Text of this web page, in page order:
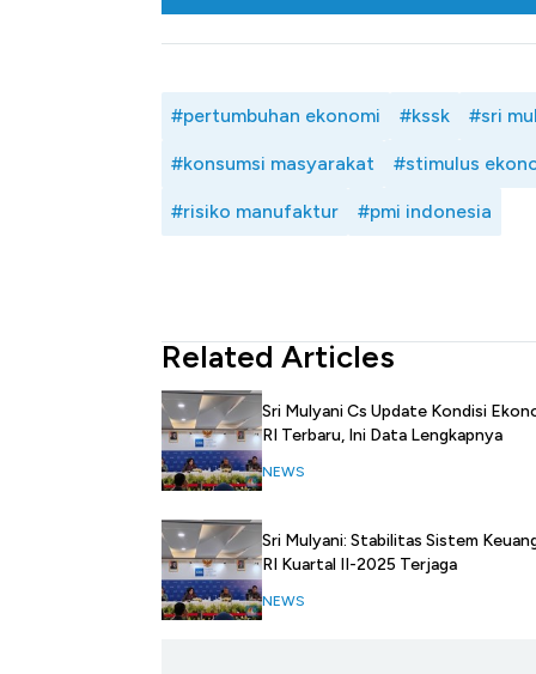
#pertumbuhan ekonomi #kssk #sri
#konsumsi masyarakat #stimulus
#risiko manufaktur #pmi indonesia
Related Articles
Sri Mulyani Cs Update Kondisi
RI Terbaru, Ini Data Lengkapnya
NEWS
Sri Mulyani: Stabilitas Sistem
RI Kuartal II-2025 Terjaga
NEWS